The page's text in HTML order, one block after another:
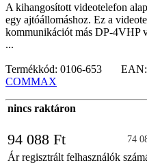
A kihangosított videotelefon
egy ajtóállomáshoz. Ez a
kommunikációt más DP-4VHP
...
Termékkód: 0106-653
COMMAX
nincs raktáron
94 088 Ft 74
Ár regisztrált felhasználók